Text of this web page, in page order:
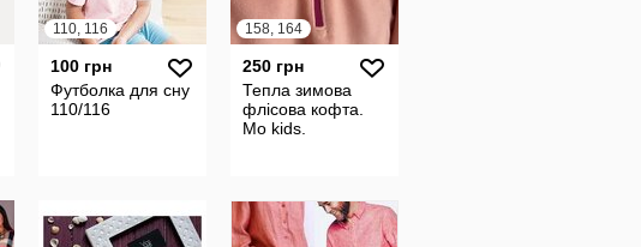
110, 116
100 грн
Футболка для сну
110/116
158, 164
250 грн
Тепла зимова
флісова кофта.
Mo kids.